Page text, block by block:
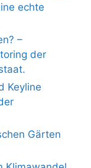
echte
–
der
Keyline
Gärten